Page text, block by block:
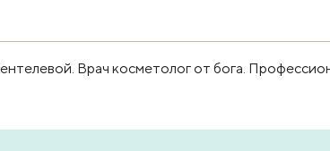
Врач косметолог от бога.